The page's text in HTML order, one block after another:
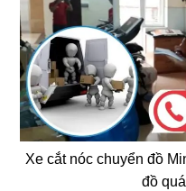
Xe cắt nóc chuyển đồ
đồ